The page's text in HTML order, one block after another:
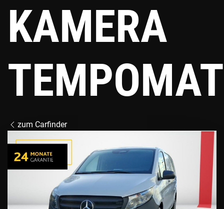
KAMERA
TEMPOMAT
zum Carfinder